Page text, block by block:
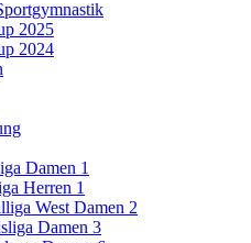
2025
2024
Damen 1
Herren 1
West Damen 2
Damen 3